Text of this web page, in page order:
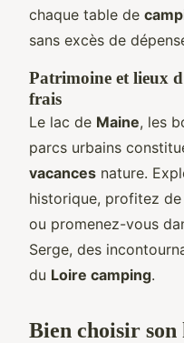
chaque table de
sans excès de
Patrimoine et lieux
frais
Le lac de Maine, les
parcs urbains
vacances nature.
historique, profitez
ou promenez-vous
Serge, des
du Loire camping.
Bien choisir son